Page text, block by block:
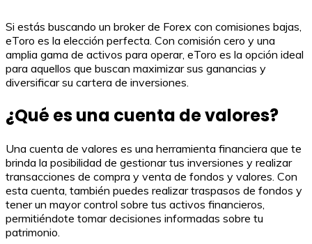
Si estás buscando un broker de Forex con comisiones bajas,
eToro es la elección perfecta. Con comisión cero y una
amplia gama de activos para operar, eToro es la opción ideal
para aquellos que buscan maximizar sus ganancias y
diversificar su cartera de inversiones.
¿Qué es una cuenta de valores?
Una cuenta de valores es una herramienta financiera que te
brinda la posibilidad de gestionar tus inversiones y realizar
transacciones de compra y venta de fondos y valores. Con
esta cuenta, también puedes realizar traspasos de fondos y
tener un mayor control sobre tus activos financieros,
permitiéndote tomar decisiones informadas sobre tu
patrimonio.